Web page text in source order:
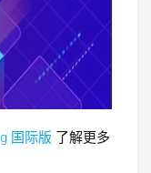
国际版 了解更多